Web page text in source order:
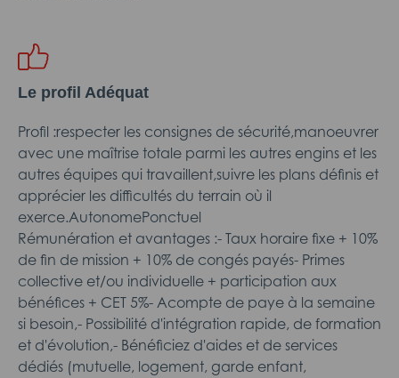
Le profil Adéquat
Profil :respecter les consignes de sécurité,manoeuvrer
avec une maîtrise totale parmi les autres engins et les
autres équipes qui travaillent,suivre les plans définis et
apprécier les difficultés du terrain où il
exerce.AutonomePonctuel
Rémunération et avantages :- Taux horaire fixe + 10%
de fin de mission + 10% de congés payés- Primes
collective et/ou individuelle + participation aux
bénéfices + CET 5%- Acompte de paye à la semaine
si besoin,- Possibilité d'intégration rapide, de formation
et d'évolution,- Bénéficiez d'aides et de services
dédiés (mutuelle, logement, garde enfant,